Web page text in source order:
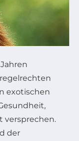
regelrechten
exotischen
versprechen.
der